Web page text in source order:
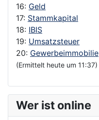
16: Geld
17: Stammkapital
18: IBIS
19: Umsatzsteuer
20: Gewerbeimmobilie
(Ermittelt heute um 11:37)
Wer ist online